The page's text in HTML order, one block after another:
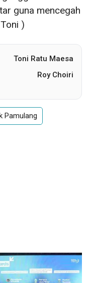
guna mencegah
)
Toni Ratu Maesa
Roy Choiri
Pamulang